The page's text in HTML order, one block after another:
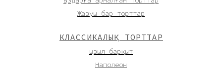
КЛАССИКАЛЫҚ ТОРТТАР
Қызыл барқыт
Наполеон
Жазуы бар торттар